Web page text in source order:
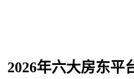
年六大房东平